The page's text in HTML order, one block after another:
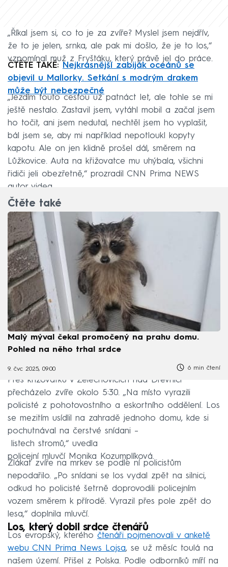
„Říkal jsem si, co to je za zvíře? Myslel jsem nejdřív,
že to je jelen, srnka, ale pak mi došlo, že je to los,“
vzpomínal muž z Fryštáku, který právě jel do práce.
ČTĚTE TAKÉ:
Nejkrásnější zabiják oceánů se
objevil u Mallorky. Setkání s modrým drakem
může být nebezpečné
„Jezdím touto cestou už patnáct let, ale tohle se mi
ještě nestalo. Zastavil jsem, vytáhl mobil a začal jsem
ho točit, ani jsem nedutal, nechtěl jsem ho vyplašit,
bál jsem se, aby mi například nepotloukl kopyty
kapotu. Ale on jen klidně prošel dál, směrem na
Lůžkovice. Auta na křižovatce mu uhýbala, všichni
řidiči jeli obezřetně,“ prozradil CNN Prima NEWS
autor videa.
Čtěte také
Malý mýval čekal promočený na prahu domu.
Pohled na něho trhal srdce
9. čvc 2025, 09:00 6 min čtení
Přes křižovatku v Želechovicích nad Dřevnicí
přecházelo zvíře okolo 5:30. „Na místo vyrazili
policisté z pohotovostního a eskortního oddělení. Los
se mezitím usídlil na zahradě jednoho domu, kde si
pochutnával na čerstvé snídani –
listech stromů,“ uvedla
policejní mluvčí Monika Kozumplíková.
Zlákat zvíře na mrkev se podle ní policistům
nepodařilo. „Po snídani se los vydal zpět na silnici,
odkud ho policisté šetrně doprovodili policejním
vozem směrem k přírodě. Vyrazil přes pole zpět do
lesa,“ doplnila mluvčí.
Los, který dobil srdce čtenářů
Los evropský, kterého čtenáři pojmenovali v anketě
webu CNN Prima News Lojsa, se už měsíc toulá na
našem území. Přišel z Polska. Podle odborníků míří na